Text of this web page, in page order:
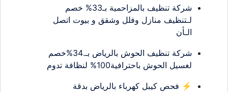
شركة تنظيف بالمزاحمية بـ33% خصم
لـتنظيف منازل وفلل وشقق و بيوت اتصل
الـأن
شركة تنظيف الحوش بالرياض بـ.34%خصم
لغسيل الحوش باحترافية100% لنظافة تدوم
⚡ فحص كيبل كهرباء بالرياض بدقة